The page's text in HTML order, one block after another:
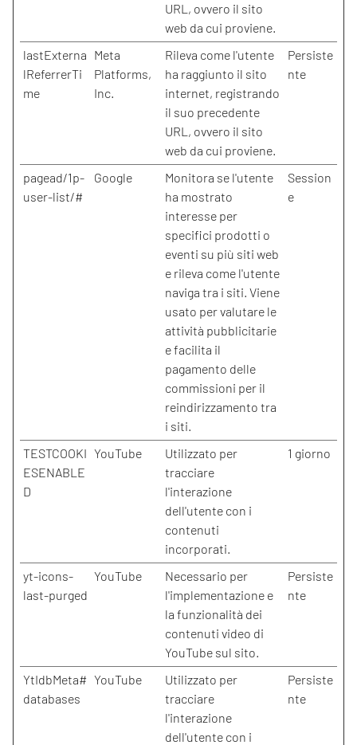
URL, ovvero il sito
web da cui proviene.
lastExterna
lReferrerTi
me
Meta
Platforms,
Inc.
Rileva come l'utente
ha raggiunto il sito
internet, registrando
il suo precedente
URL, ovvero il sito
web da cui proviene.
Persiste
nte
pagead/1p-
user-list/#
Google
Monitora se l'utente
ha mostrato
interesse per
specifici prodotti o
eventi su più siti web
e rileva come l'utente
naviga tra i siti. Viene
usato per valutare le
attività pubblicitarie
e facilita il
pagamento delle
commissioni per il
reindirizzamento tra
i siti.
Session
e
TESTCOOKI
ESENABLE
D
YouTube
Utilizzato per
tracciare
l'interazione
dell'utente con i
contenuti
incorporati.
1 giorno
yt-icons-
last-purged
YouTube
Necessario per
l'implementazione e
la funzionalità dei
contenuti video di
YouTube sul sito.
Persiste
nte
YtIdbMeta#
databases
YouTube
Utilizzato per
tracciare
l'interazione
dell'utente con i
Persiste
nte